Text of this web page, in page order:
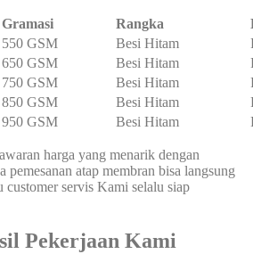
Gramasi Rangka
550 GSM Besi Hitam
650 GSM Besi Hitam
750 GSM Besi Hitam
850 GSM Besi Hitam
950 GSM Besi Hitam
harga yang menarik dengan
pemesanan atap membran bisa langsung
customer servis Kami selalu siap
Pekerjaan Kami